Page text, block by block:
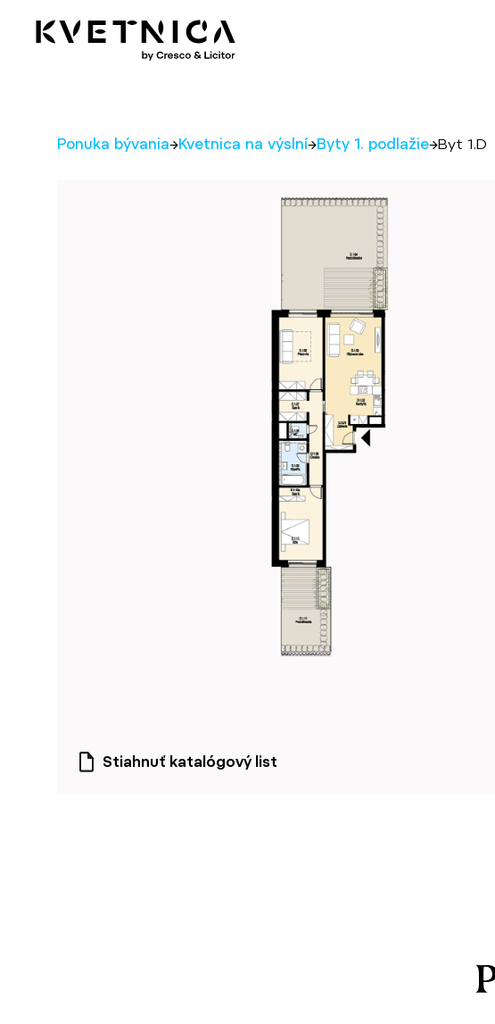
Ponuka bývania→Kvetnica na výslní→Byty 1. podlažie→Byt 1.D
Stiahnuť katalógový list